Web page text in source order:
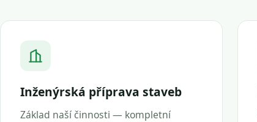
Inženýrská příprava staveb
Základ naší činnosti — kompletní